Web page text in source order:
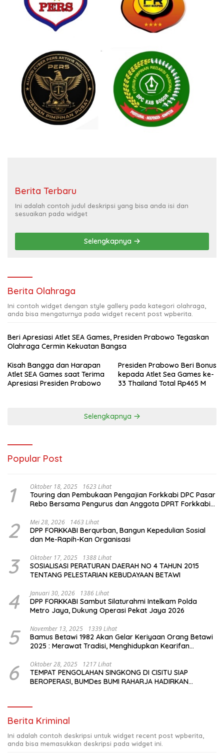
Berita Terbaru
Ini adalah contoh judul deskripsi yang bisa anda isi dan
sesuaikan pada widget
Selengkapnya
Berita Olahraga
Ini contoh widget dengan style gallery pada kategori olahraga,
anda bisa mengaturnya pada widget recent post wpberita.
Beri Apresiasi Atlet SEA Games, Presiden Prabowo Tegaskan
Olahraga Cermin Kekuatan Bangsa
Kisah Bangga dan Harapan
Atlet SEA Games saat Terima
Apresiasi Presiden Prabowo
Presiden Prabowo Beri Bonus
kepada Atlet Sea Games ke-
33 Thailand Total Rp465 M
Selengkapnya
Popular Post
1 Oktober 18, 2025 1623 Lihat
Touring dan Pembukaan Pengajian Forkkabi DPC Pasar
Rebo Bersama Pengurus dan Anggota DPRT Forkkabi
2 Mei 28, 2026 1463 Lihat
DPP FORKKABI Berqurban, Bangun Kepedulian Sosial
dan Me-Rapih-Kan Organisasi
3 Oktober 17, 2025 1388 Lihat
SOSIALISASI PERATURAN DAERAH NO 4 TAHUN 2015
TENTANG PELESTARIAN KEBUDAYAAN BETAWI
4 Januari 30, 2026 1386 Lihat
DPP FORKKABI Sambut Silaturahmi Intelkam Polda
Metro Jaya, Dukung Operasi Pekat Jaya 2026
5 November 13, 2025 1339 Lihat
Bamus Betawi 1982 Akan Gelar Keriyaan Orang Betawi
2025 : Merawat Tradisi, Menghidupkan Kearifan
6 Oktober 28, 2025 1217 Lihat
TEMPAT PENGOLAHAN SINGKONG DI CISITU SIAP
BEROPERASI, BUMDes BUMI RAHARJA HADIRKAN
Berita Kriminal
Ini adalah contoh deskripsi untuk widget recent post wpberita,
anda bisa memasukkan deskripsi pada widget ini.